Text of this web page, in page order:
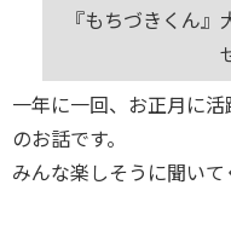
『もちづきくん
一年に一回、お正月に活
のお話です。
みんな楽しそうに聞いて